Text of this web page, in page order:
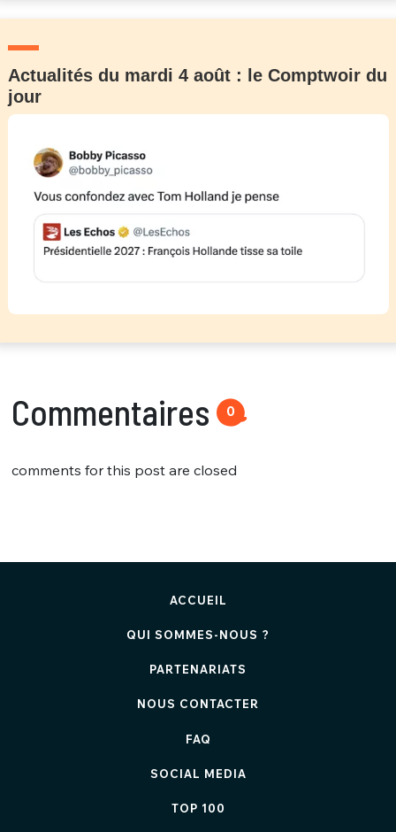
Actualités du mardi 4 août : le Comptwoir du
jour
Commentaires 0
comments for this post are closed
ACCUEIL
QUI SOMMES-NOUS ?
PARTENARIATS
NOUS CONTACTER
FAQ
SOCIAL MEDIA
TOP 100